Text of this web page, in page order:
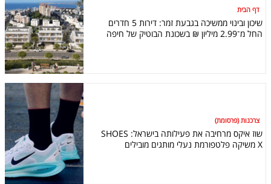
דף הבית
שיכון ובינוי ממשיכה בגבעת זמר: דירות 5 חדרים
החל מ־2.99 מיליון ₪ בשכונת הבוטיק של חיפה
צרכנות (פרסומת)
שוז איקס מרחיבה את פעילותה בישראל: SHOES
X משיקה פלטפורמת נעלי מותגים מובילים